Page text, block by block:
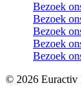
Bezoek
Bezoek
Bezoek
Bezoek
Bezoek
© 2026 Euractiv